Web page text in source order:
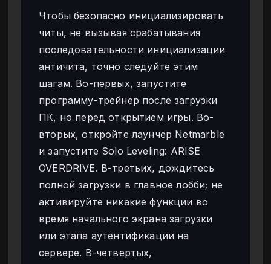
Чтобы безопасно инициализировать
читы, не вызывая срабатывания
последовательности инициализации
античита, точно следуйте этим
шагам. Во-первых, запустите
программу-трейнер после загрузки
ПК, но перед открытием игры. Во-
вторых, откройте лаунчер Netmarble
и запустите Solo Leveling: ARISE
OVERDRIVE. В-третьих, дождитесь
полной загрузки в главное лобби; не
активируйте никакие функции во
время начального экрана загрузки
или этапа аутентификации на
сервере. В-четвертых,